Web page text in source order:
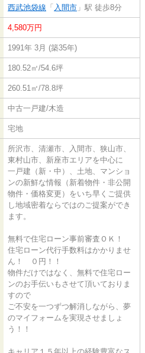
西武池袋線 「 入間市 」駅 徒歩8分
4,580万円
1991年 3月 (築35年)
180.52㎡/54.6坪
260.51㎡/78.8坪
中古一戸建/木造
宅地
所沢市、清瀬市、入間市、狭山市、
東村山市、新座市エリアを中心に
一戸建（新・中）、土地、マンショ
ンの新鮮な情報（新着物件・非公開
物件・価格変更）をいち早くご提供
し地域密着ならではのご提案ができ
ます。
無料で住宅ローン事前審査ＯＫ！
住宅ローン代行手数料はかかりませ
ん！ ０円！！
物件だけではなく、無料で住宅ロー
ンのお手伝いもさせて頂いておりま
すので
ご不安を一つずつ解消しながら、夢
のマイフォームを実現させましょ
う！！